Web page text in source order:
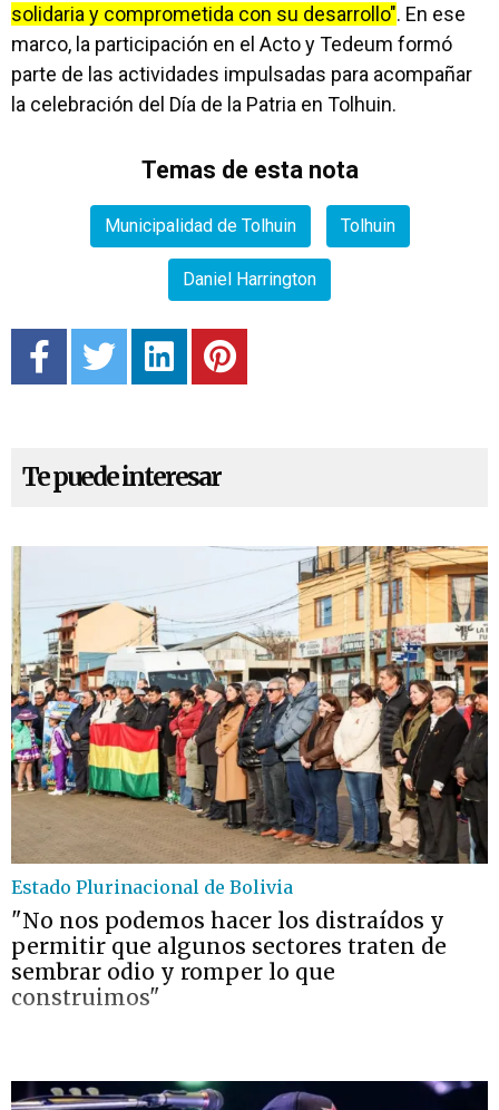
solidaria y comprometida con su desarrollo". En ese
marco, la participación en el Acto y Tedeum formó
parte de las actividades impulsadas para acompañar
la celebración del Día de la Patria en Tolhuin.
Temas de esta nota
Municipalidad de Tolhuin Tolhuin
Daniel Harrington
Te puede interesar
Estado Plurinacional de Bolivia
"No nos podemos hacer los distraídos y
permitir que algunos sectores traten de
sembrar odio y romper lo que
construimos"